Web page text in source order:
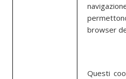
browser
Questi